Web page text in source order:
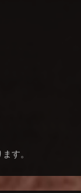
す。